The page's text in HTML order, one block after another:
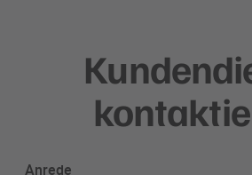
Anrede